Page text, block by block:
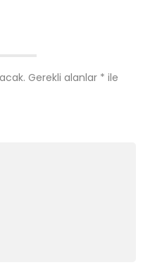
Gerekli alanlar * ile